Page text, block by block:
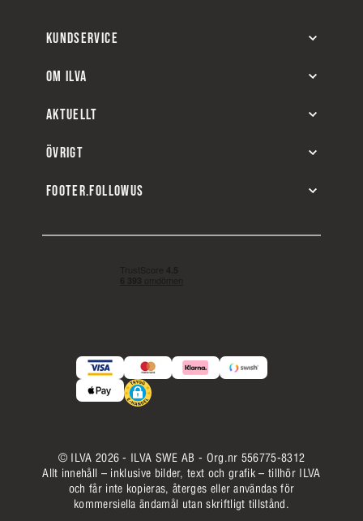
KUNDSERVICE
OM ILVA
AKTUELLT
ÖVRIGT
FOOTER.FOLLOWUS
© ILVA 2026 - ILVA SWE AB - Org.nr 556775-8312
Allt innehåll – inklusive bilder, text och grafik – tillhör ILVA
och får inte kopieras, återges eller användas för
kommersiella ändamål utan skriftligt tillstånd.